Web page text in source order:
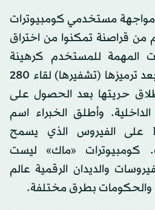
مواجهة مستخدمي كومبيوترات
قراصنة تمكنوا من اختراق
المهمة للمستخدم كرهينة
داخل جهاز المستخدم بعد ترميزها (تشفيرها) لقاء 280
لإطلاق حريتها بعد الحصول على
الداخلية. وأطلق الخبراء اسم
«كيرينجر» KeRanger على الفيروس الذي يسمح
كومبيوترات «ماك» ليست
والديدان الرقمية عالم
والحكومات بطرق مختلفة.